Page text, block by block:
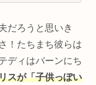
だろうと思いき
！たちまち彼らは
ディはバーンにち
スが「子供っぽい